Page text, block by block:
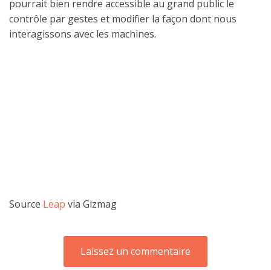
pourrait bien rendre accessible au grand public le
contrôle par gestes et modifier la façon dont nous
interagissons avec les machines.
Source Leap via Gizmag